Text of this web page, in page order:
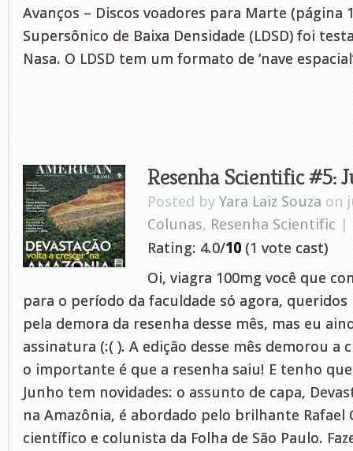
Avanços – Discos voadores para Marte (página
Supersônico de Baixa Densidade (LDSD) foi
Nasa. O LDSD tem um formato de ‘nave
Resenha Scientific #5:
Posted by Yara Laiz Souza on
Colunas, Resenha Scientific |
Rating: 4.0/10 (1 vote cast)
Oi, viagra 100mg você que
para o período da faculdade só agora,
pela demora da resenha desse mês, mas eu
assinatura (:( ). A edição desse mês demorou a
o importante é que a resenha saiu! E tenho
Junho tem novidades: o assunto de capa,
na Amazônia, é abordado pelo brilhante Rafael
científico e colunista da Folha de São Paulo.